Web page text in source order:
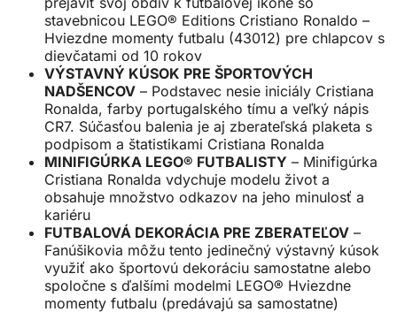
stavebnicou LEGO® Editions Cristiano Ronaldo –
Hviezdne momenty futbalu (43012) pre chlapcov s
dievčatami od 10 rokov
VÝSTAVNÝ KÚSOK PRE ŠPORTOVÝCH
NADŠENCOV – Podstavec nesie iniciály Cristiana
Ronalda, farby portugalského tímu a veľký nápis
CR7. Súčasťou balenia je aj zberateľská plaketa s
podpisom a štatistikami Cristiana Ronalda
MINIFIGÚRKA LEGO® FUTBALISTY – Minifigúrka
Cristiana Ronalda vdychuje modelu život a
obsahuje množstvo odkazov na jeho minulosť a
kariéru
FUTBALOVÁ DEKORÁCIA PRE ZBERATEĽOV –
Fanúšikovia môžu tento jedinečný výstavný kúsok
využiť ako športovú dekoráciu samostatne alebo
spoločne s ďalšími modelmi LEGO® Hviezdne
momenty futbalu (predávajú sa samostatne)